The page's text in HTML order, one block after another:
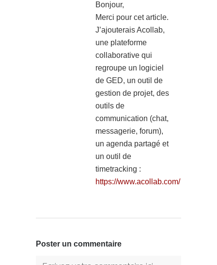
Bonjour,
Merci pour cet article.
J’ajouterais Acollab,
une plateforme
collaborative qui
regroupe un logiciel
de GED, un outil de
gestion de projet, des
outils de
communication (chat,
messagerie, forum),
un agenda partagé et
un outil de
timetracking :
https://www.acollab.com/
Poster un commentaire